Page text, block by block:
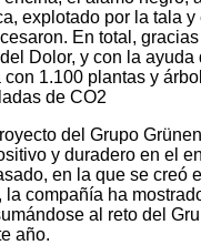
explotado por la tala
En total,
Dolor, y con la ayuda
1.100 plantas y
de CO2
del Grupo
y duradero en el
en la que se creó
compañía ha
al reto del
año.